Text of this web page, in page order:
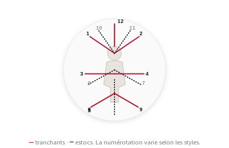
1 2
3 4
5
6 7
8 9
10 11
12
— tranchants · ┈ estocs. La numérotation varie selon les styles.